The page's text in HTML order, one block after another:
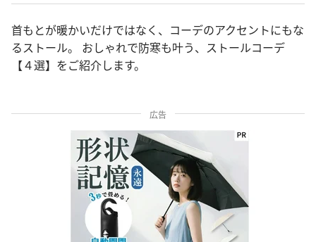
首もとが暖かいだけではなく、コーデのアクセントにもな
るストール。 おしゃれで防寒も叶う、ストールコーデ
【４選】をご紹介します。
広告